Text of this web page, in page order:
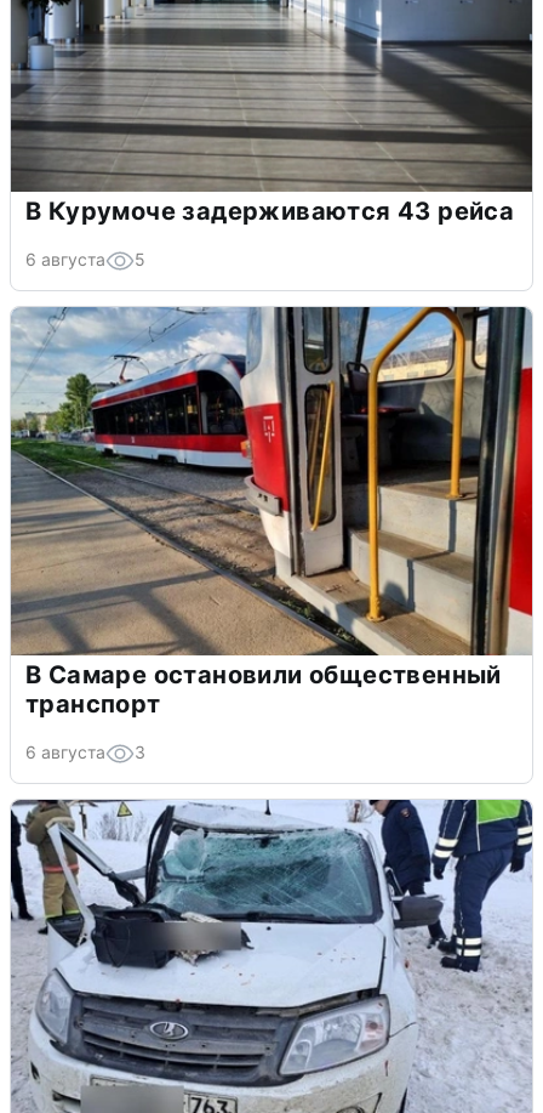
В Курумоче задерживаются 43 рейса
6 августа 5
В Самаре остановили общественный
транспорт
6 августа 3